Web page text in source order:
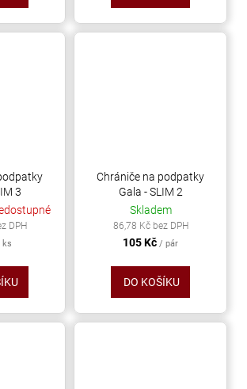
3
DPH
ks
Chrániče na podpatky
Gala - SLIM 2
Skladem
86,78 Kč bez DPH
105 Kč / pár
DO KOŠÍKU